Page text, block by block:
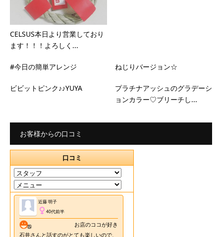
CELSUS本日より営業しており
ます！！！よろしく...
#今日の簡単アレンジ ねじりバージョン☆
ビビットピンク♪♪YUYA
プラチナアッシュのグラデーシ
ョンカラー♡ブリーチし...
お客様からの口コミ